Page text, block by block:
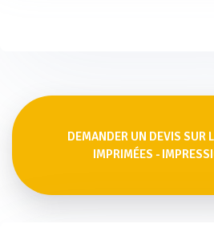
DEMANDER UN DEVIS SUR
IMPRIMÉES -